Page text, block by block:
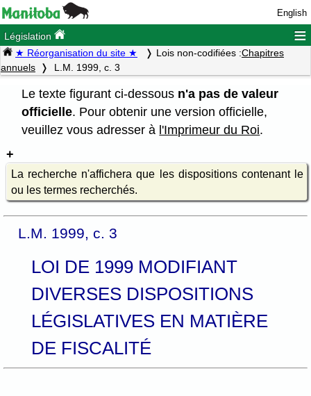
English
Législation ≡
★ Réorganisation du site ★ Lois non-codifiées :Chapitres
annuels
L.M. 1999, c. 3
Le texte figurant ci-dessous n'a pas de valeur
officielle. Pour obtenir une version officielle,
veuillez vous adresser à l'Imprimeur du Roi.
La recherche n'affichera que les dispositions contenant le
ou les termes recherchés.
L.M. 1999, c. 3
LOI DE 1999 MODIFIANT
DIVERSES DISPOSITIONS
LÉGISLATIVES EN MATIÈRE
DE FISCALITÉ